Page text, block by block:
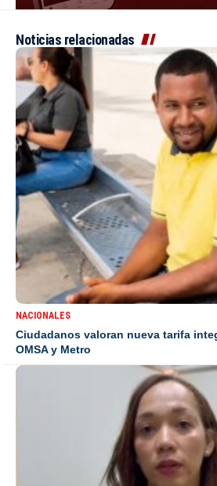
Noticias relacionadas
NACIONALES
Ciudadanos valoran nueva tarifa
OMSA y Metro